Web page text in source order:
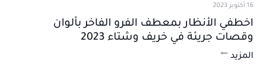
16 أكتوبر 2023
اخطفي الأنظار بمعطف الفرو الفاخر بألوان
وقصات جريئة في خريف وشتاء 2023
المزيد